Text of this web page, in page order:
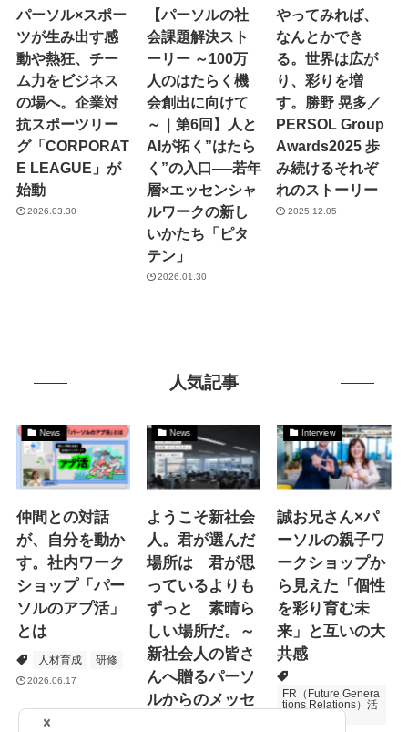
パーソル×スポー
ツが生み出す感
動や熱狂、チー
ム力をビジネス
の場へ。企業対
抗スポーツリー
グ「CORPORAT
E LEAGUE」が
始動
2026.03.30
【パーソルの社
会課題解決スト
ーリー ～100万
人のはたらく機
会創出に向けて
～｜第6回】人と
AIが拓く”はたら
く”の入口──若年
層×エッセンシャ
ルワークの新し
いかたち「ピタ
テン」
2026.01.30
やってみれば、
なんとかでき
る。世界は広が
り、彩りを増
す。勝野 晃多／
PERSOL Group
Awards2025 歩
み続けるそれぞ
れのストーリー
2025.12.05
人気記事
News
仲間との対話
が、自分を動か
す。社内ワーク
ショップ「パー
ソルのアプ活」
とは
人材育成 研修
2026.06.17
News
ようこそ新社会
人。君が選んだ
場所は 君が思
っているよりも
ずっと 素晴ら
しい場所だ。～
新社会人の皆さ
んへ贈るパーソ
ルからのメッセ
Interview
誠お兄さん×パ
ーソルの親子ワ
ークショップか
ら見えた「個性
を彩り育む未
来」と互いの大
共感
FR（Future Genera
tions Relations）活